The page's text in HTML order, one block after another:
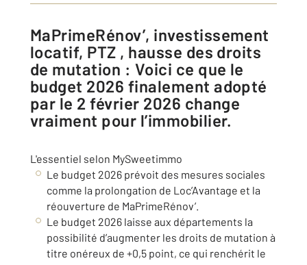
MaPrimeRénov’, investissement
locatif, PTZ , hausse des droits
de mutation : Voici ce que le
budget 2026 finalement adopté
par le 2 février 2026 change
vraiment pour l’immobilier.
L'essentiel selon MySweetimmo
Le budget 2026 prévoit des mesures sociales
comme la prolongation de Loc’Avantage et la
réouverture de MaPrimeRénov’.
Le budget 2026 laisse aux départements la
possibilité d’augmenter les droits de mutation à
titre onéreux de +0,5 point, ce qui renchérit le